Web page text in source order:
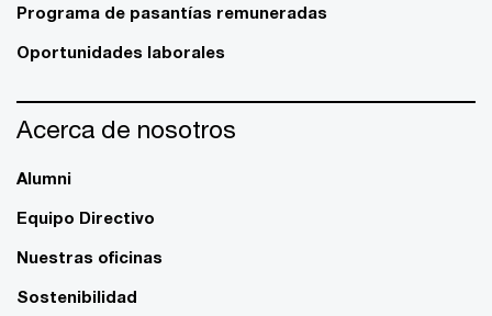
Programa de pasantías remuneradas
Oportunidades laborales
Acerca de nosotros
Alumni
Equipo Directivo
Nuestras oficinas
Sostenibilidad